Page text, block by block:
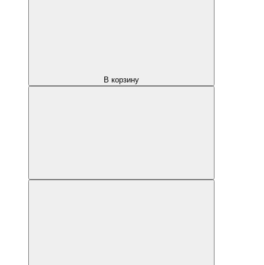
В корзину